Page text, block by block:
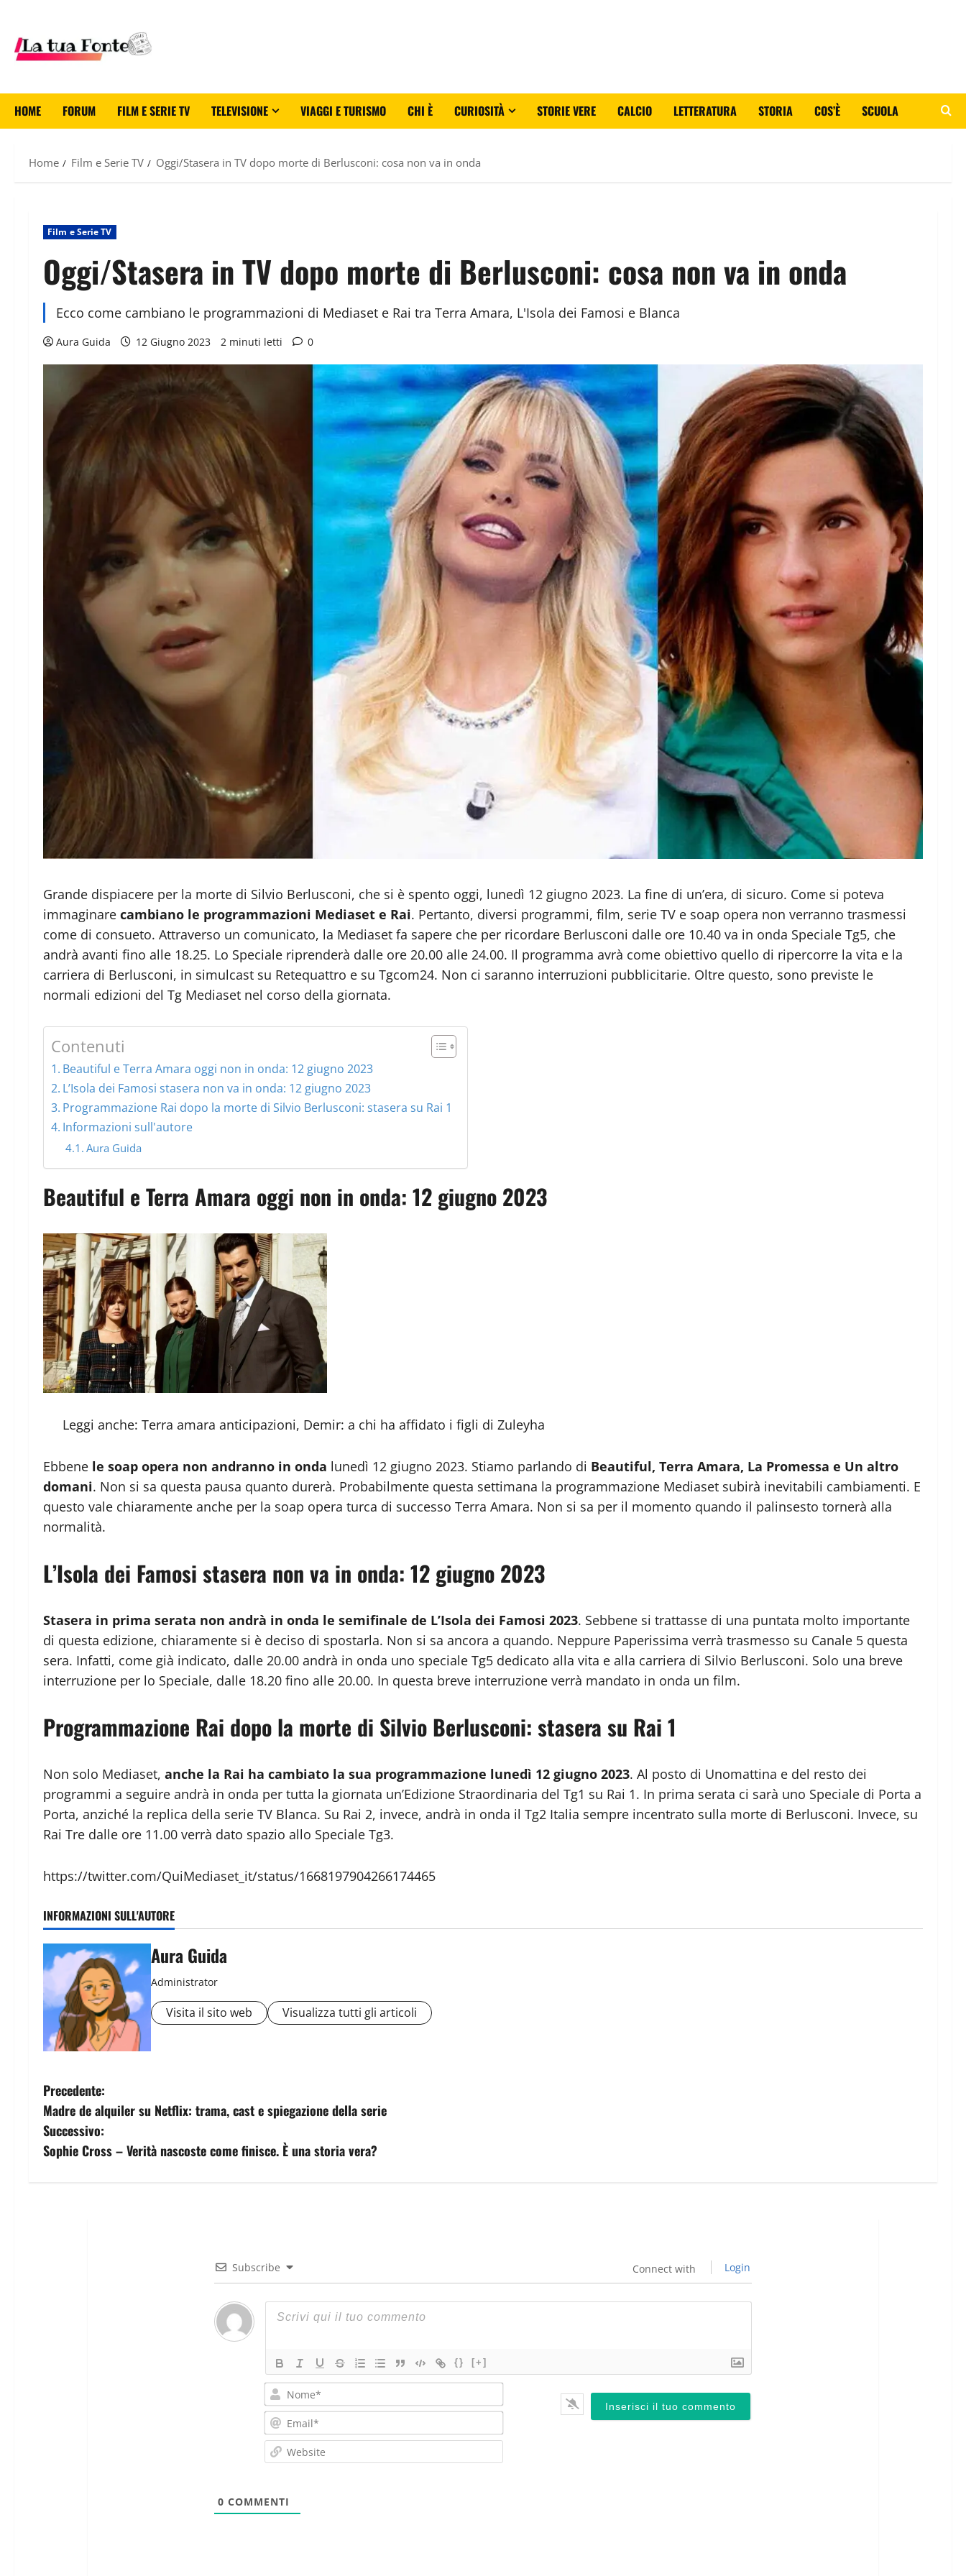
HOME FORUM FILM E SERIE TV TELEVISIONE VIAGGI E TURISMO CHI È CURIOSITÀ STORIE VERE CALCIO LETTERATURA STORIA COS’È SCUOLA
Home Film e Serie TV Oggi/Stasera in TV dopo morte di Berlusconi: cosa non va in onda
Film e Serie TV
Oggi/Stasera in TV dopo morte di Berlusconi: cosa non va in onda
Ecco come cambiano le programmazioni di Mediaset e Rai tra Terra Amara, L'Isola dei Famosi e Blanca
Aura Guida 12 Giugno 2023 2 minuti letti 0
Grande dispiacere per la morte di Silvio Berlusconi, che si è spento oggi, lunedì 12 giugno 2023. La fine di un’era, di sicuro. Come si poteva
immaginare cambiano le programmazioni Mediaset e Rai. Pertanto, diversi programmi, film, serie TV e soap opera non verranno trasmessi
come di consueto. Attraverso un comunicato, la Mediaset fa sapere che per ricordare Berlusconi dalle ore 10.40 va in onda Speciale Tg5, che
andrà avanti fino alle 18.25. Lo Speciale riprenderà dalle ore 20.00 alle 24.00. Il programma avrà come obiettivo quello di ripercorre la vita e la
carriera di Berlusconi, in simulcast su Retequattro e su Tgcom24. Non ci saranno interruzioni pubblicitarie. Oltre questo, sono previste le
normali edizioni del Tg Mediaset nel corso della giornata.
Contenuti
Beautiful e Terra Amara oggi non in onda: 12 giugno 2023
L’Isola dei Famosi stasera non va in onda: 12 giugno 2023
Programmazione Rai dopo la morte di Silvio Berlusconi: stasera su Rai 1
Informazioni sull'autore
Aura Guida
Beautiful e Terra Amara oggi non in onda: 12 giugno 2023
Leggi anche: Terra amara anticipazioni, Demir: a chi ha affidato i figli di Zuleyha
Ebbene le soap opera non andranno in onda lunedì 12 giugno 2023. Stiamo parlando di Beautiful, Terra Amara, La Promessa e Un altro
domani. Non si sa questa pausa quanto durerà. Probabilmente questa settimana la programmazione Mediaset subirà inevitabili cambiamenti. E
questo vale chiaramente anche per la soap opera turca di successo Terra Amara. Non si sa per il momento quando il palinsesto tornerà alla
normalità.
L’Isola dei Famosi stasera non va in onda: 12 giugno 2023
Stasera in prima serata non andrà in onda le semifinale de L’Isola dei Famosi 2023. Sebbene si trattasse di una puntata molto importante
di questa edizione, chiaramente si è deciso di spostarla. Non si sa ancora a quando. Neppure Paperissima verrà trasmesso su Canale 5 questa
sera. Infatti, come già indicato, dalle 20.00 andrà in onda uno speciale Tg5 dedicato alla vita e alla carriera di Silvio Berlusconi. Solo una breve
interruzione per lo Speciale, dalle 18.20 fino alle 20.00. In questa breve interruzione verrà mandato in onda un film.
Programmazione Rai dopo la morte di Silvio Berlusconi: stasera su Rai 1
Non solo Mediaset, anche la Rai ha cambiato la sua programmazione lunedì 12 giugno 2023. Al posto di Unomattina e del resto dei
programmi a seguire andrà in onda per tutta la giornata un’Edizione Straordinaria del Tg1 su Rai 1. In prima serata ci sarà uno Speciale di Porta a
Porta, anziché la replica della serie TV Blanca. Su Rai 2, invece, andrà in onda il Tg2 Italia sempre incentrato sulla morte di Berlusconi. Invece, su
Rai Tre dalle ore 11.00 verrà dato spazio allo Speciale Tg3.
https://twitter.com/QuiMediaset_it/status/1668197904266174465
INFORMAZIONI SULL'AUTORE
Aura Guida
Administrator
Visita il sito web Visualizza tutti gli articoli
Precedente:
Madre de alquiler su Netflix: trama, cast e spiegazione della serie
Successivo:
Sophie Cross – Verità nascoste come finisce. È una storia vera?
Subscribe Connect with Login
{} [+]
0 COMMENTI